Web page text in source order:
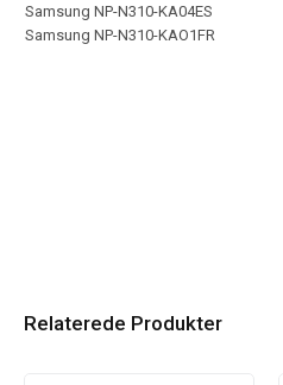
Samsung NP-N310-KA04ES
Samsung NP-N310-KAO1FR
Relaterede Produkter